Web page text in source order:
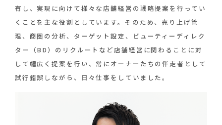
有し、実現に向けて様々な店舗経営の戦略提案を行ってい
くことを主な役割としています。そのため、売り上げ管
理、商圏の分析、ターゲット設定、ビューティーディレク
ター（BD）のリクルートなど店舗経営に関わることに対
して幅広く提案を行い、常にオーナーたちの伴走者として
試行錯誤しながら、日々仕事をしていました。